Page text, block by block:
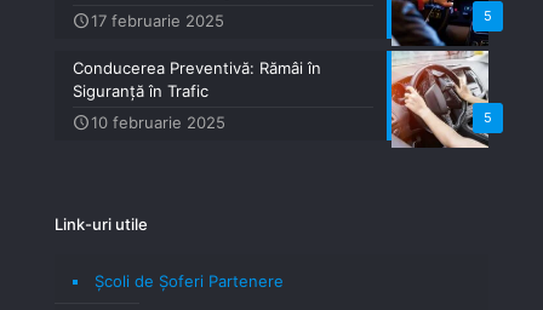
5
17 februarie 2025
5
Conducerea Preventivă: Rămâi în
Siguranță în Trafic
10 februarie 2025
Link-uri utile
Școli de Șoferi Partenere